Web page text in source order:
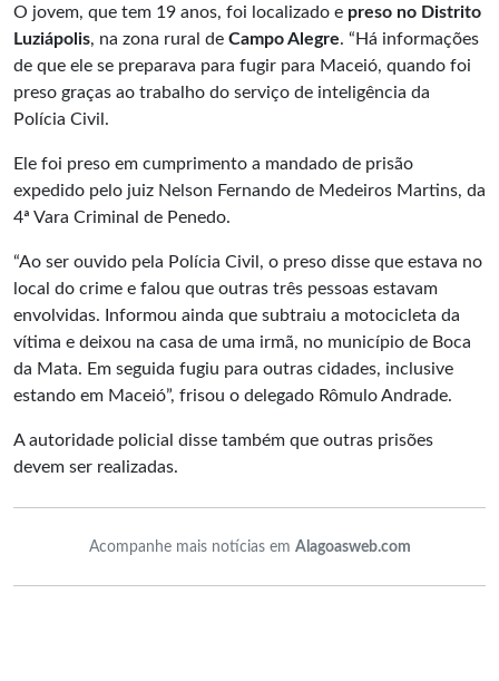
O jovem, que tem 19 anos, foi localizado e preso no Distrito
Luziápolis, na zona rural de Campo Alegre. “Há informações
de que ele se preparava para fugir para Maceió, quando foi
preso graças ao trabalho do serviço de inteligência da
Polícia Civil.
Ele foi preso em cumprimento a mandado de prisão
expedido pelo juiz Nelson Fernando de Medeiros Martins, da
4ª Vara Criminal de Penedo.
“Ao ser ouvido pela Polícia Civil, o preso disse que estava no
local do crime e falou que outras três pessoas estavam
envolvidas. Informou ainda que subtraiu a motocicleta da
vítima e deixou na casa de uma irmã, no município de Boca
da Mata. Em seguida fugiu para outras cidades, inclusive
estando em Maceió”, frisou o delegado Rômulo Andrade.
A autoridade policial disse também que outras prisões
devem ser realizadas.
Acompanhe mais notícias em Alagoasweb.com